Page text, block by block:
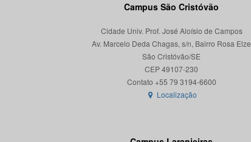
Campus São Cristóvão
Cidade Univ. Prof. José Aloísio de Campos
Av. Marcelo Deda Chagas, s/n, Bairro Rosa Elze
São Cristóvão/SE
CEP 49107-230
Localização